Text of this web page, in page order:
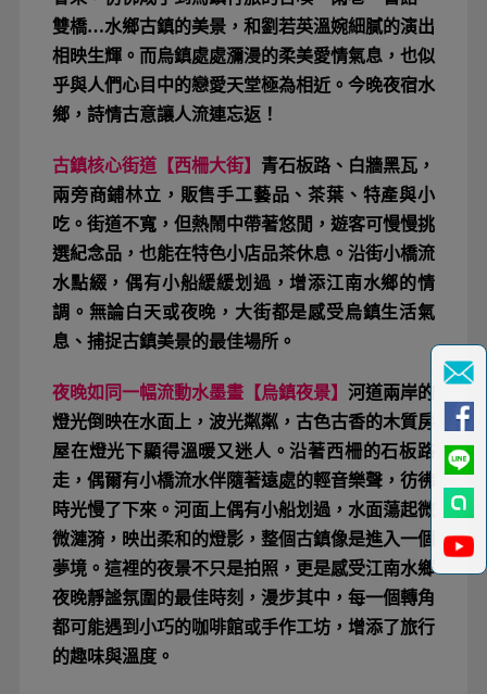
雙橋…水鄉古鎮的美景，和劉若英溫婉細膩的演出
相映生輝。而烏鎮處處瀰漫的柔美愛情氣息，也似
乎與人們心目中的戀愛天堂極為相近。今晚夜宿水
鄉，詩情古意讓人流連忘返！
古鎮核心街道【西柵大街】 青石板路、白牆黑瓦，
兩旁商鋪林立，販售手工藝品、茶葉、特產與小
吃。街道不寬，但熱鬧中帶著悠閒，遊客可慢慢挑
選紀念品，也能在特色小店品茶休息。沿街小橋流
水點綴，偶有小船緩緩划過，增添江南水鄉的情
調。無論白天或夜晚，大街都是感受烏鎮生活氣
息、捕捉古鎮美景的最佳場所。
夜晚如同一幅流動水墨畫【烏鎮夜景】河道兩岸的
燈光倒映在水面上，波光粼粼，古色古香的木質房
屋在燈光下顯得溫暖又迷人。沿著西柵的石板路
走，偶爾有小橋流水伴隨著遠處的輕音樂聲，彷彿
時光慢了下來。河面上偶有小船划過，水面蕩起微
微漣漪，映出柔和的燈影，整個古鎮像是進入一個
夢境。這裡的夜景不只是拍照，更是感受江南水鄉
夜晚靜謐氛圍的最佳時刻，漫步其中，每一個轉角
都可能遇到小巧的咖啡館或手作工坊，增添了旅行
的趣味與溫度。